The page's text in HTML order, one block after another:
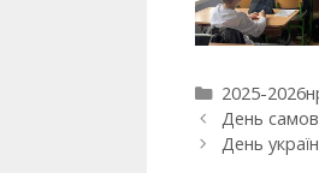
2025-
День
День